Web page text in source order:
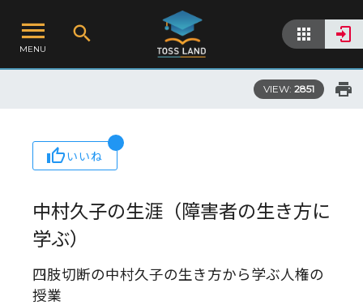
MENU
VIEW: 2851
いいね
中村久子の生涯（障害者の生き方に
学ぶ）
四肢切断の中村久子の生き方から学ぶ人権の
授業